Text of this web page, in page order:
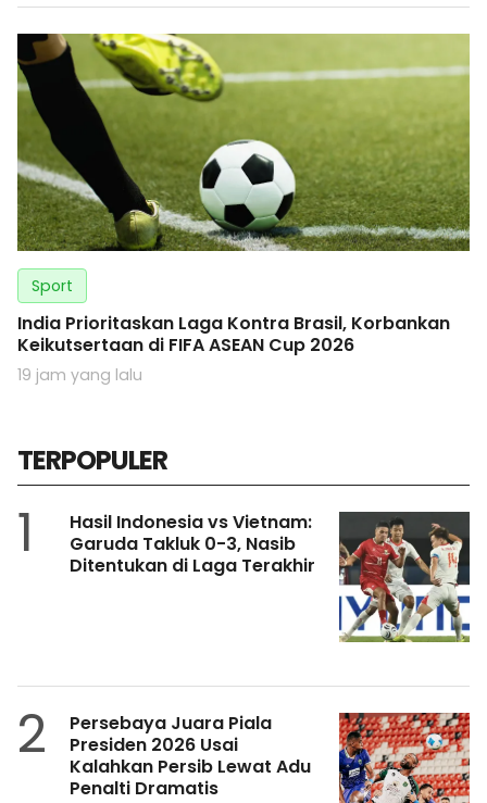
Sport
India Prioritaskan Laga Kontra Brasil, Korbankan
Keikutsertaan di FIFA ASEAN Cup 2026
19 jam yang lalu
TERPOPULER
1
Hasil Indonesia vs Vietnam:
Garuda Takluk 0-3, Nasib
Ditentukan di Laga Terakhir
2
Persebaya Juara Piala
Presiden 2026 Usai
Kalahkan Persib Lewat Adu
Penalti Dramatis